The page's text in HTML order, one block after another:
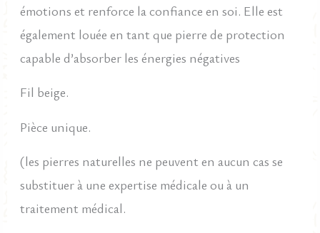
émotions et renforce la confiance en soi. Elle est
également louée en tant que pierre de protection
capable d’absorber les énergies négatives
Fil beige.
Pièce unique.
(les pierres naturelles ne peuvent en aucun cas se
substituer à une expertise médicale ou à un
traitement médical.